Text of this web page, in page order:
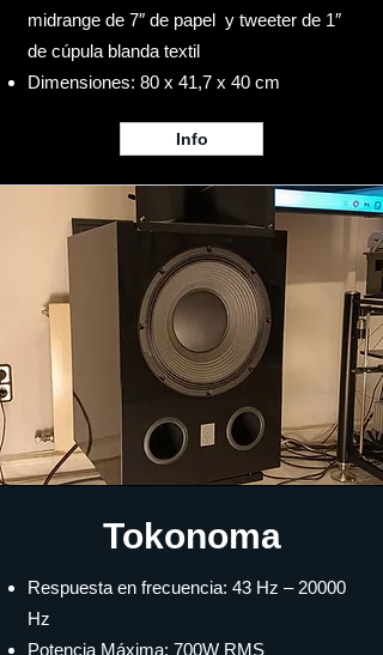
midrange de 7″ de papel y tweeter de 1″
de cúpula blanda textil
Dimensiones: 80 x 41,7 x 40 cm
Info
Tokonoma
Respuesta en frecuencia: 43 Hz – 20000
Hz
Potencia Máxima: 700W RMS